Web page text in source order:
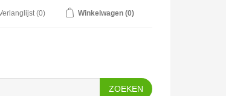
(0) Winkelwagen (0)